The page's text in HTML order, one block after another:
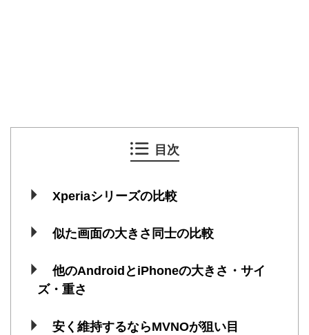
目次
Xperiaシリーズの比較
似た画面の大きさ同士の比較
他のAndroidとiPhoneの大きさ・サイ
ズ・重さ
安く維持するならMVNOが狙い目